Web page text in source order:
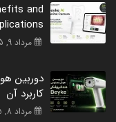
and
مرداد 9, 1405
کاربرد آن
مرداد 8, 1405